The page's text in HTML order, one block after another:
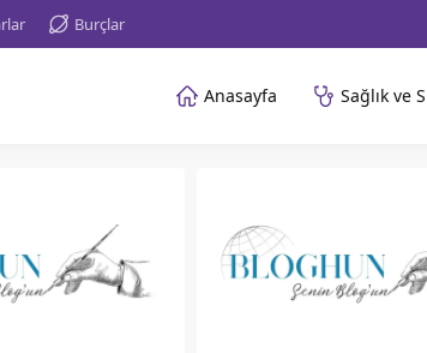
Burçlar
Anasayfa Sağlık ve